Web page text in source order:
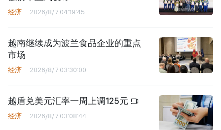
经济 2026/8/7 04:19:45
越南继续成为波兰食品企业的重点
市场
经济 2026/8/7 03:30:00
越盾兑美元汇率一周上调125元
经济 2026/8/7 03:08:44